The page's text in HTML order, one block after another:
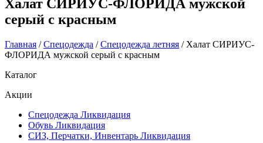
Халат СИРИУС-ФЛОРИДА мужской
серый с красным
Главная /Спецодежда /Спецодежда летняя / Халат СИРИУС-
ФЛОРИДА мужской серый с красным
Каталог
Акции
Спецодежда Ликвидация
Обувь Ликвидация
СИЗ, Перчатки, Инвентарь Ликвидация